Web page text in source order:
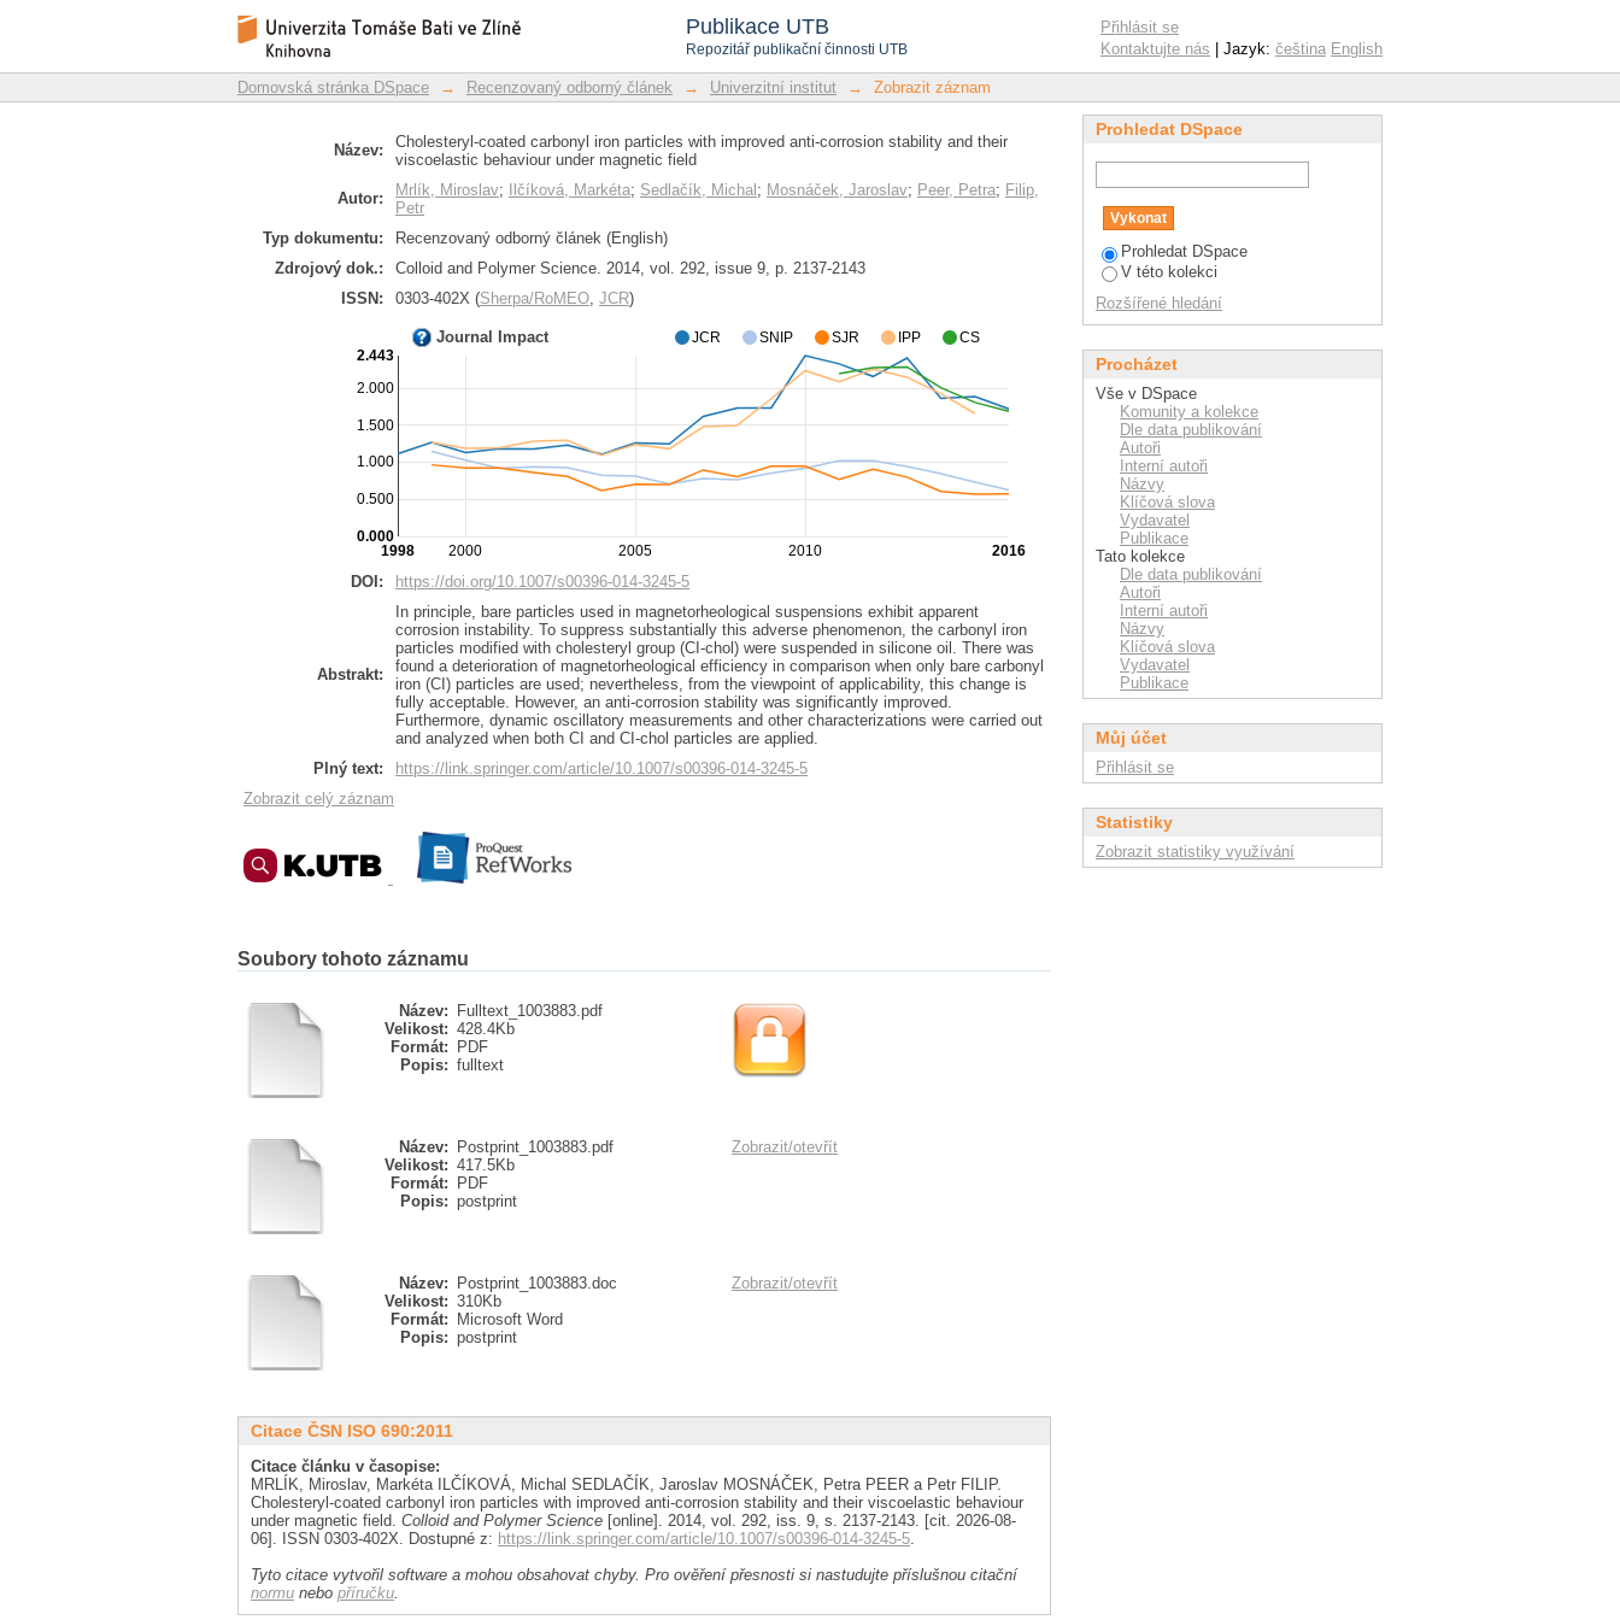
Publikace UTB
Repozitář publikační činnosti UTB
Cholesteryl-coated carbonyl iron particles with improved anti-corrosion stability
and their viscoelastic behaviour under magnetic field
Repozitář DSpace/Manakin
Přihlásit se
Kontaktujte nás | Jazyk: čeština English
Domovská stránka DSpace → Recenzovaný odborný článek → Univerzitní institut → Zobrazit záznam
Název:
Cholesteryl-coated carbonyl iron particles with improved anti-corrosion stability and their
viscoelastic behaviour under magnetic field
Autor: Mrlík, Miroslav; Ilčíková, Markéta; Sedlačík, Michal ; Mosnáček, Jaroslav; Peer, Petra; Filip,
Petr
Typ dokumentu:
Recenzovaný odborný článek (English)
Zdrojový dok.:
Colloid and Polymer Science. 2014, vol. 292, issue 9, p. 2137-2143
ISSN:
0303-402X (Sherpa/RoMEO, JCR)
Journal Impact
2000 2005 2010
1998 2016
0.500
1.000
1.500
2.000
0.000
2.443
JCR SNIP SJR IPP CS
DOI: https://doi.org/10.1007/s00396-014-3245-5
Abstrakt:
In principle, bare particles used in magnetorheological suspensions exhibit apparent
corrosion instability. To suppress substantially this adverse phenomenon, the carbonyl iron
particles modified with cholesteryl group (CI-chol) were suspended in silicone oil. There was
found a deterioration of magnetorheological efficiency in comparison when only bare carbonyl
iron (CI) particles are used; nevertheless, from the viewpoint of applicability, this change is
fully acceptable. However, an anti-corrosion stability was significantly improved.
Furthermore, dynamic oscillatory measurements and other characterizations were carried out
and analyzed when both CI and CI-chol particles are applied.
Plný text:
https://link.springer.com/article/10.1007/s00396-014-3245-5
Zobrazit celý záznam
Soubory tohoto záznamu
Název:
Fulltext_1003883.pdf
Velikost: 428.4Kb
Formát:
PDF
Popis: fulltext
Název:
Postprint_1003883.pdf
Velikost: 417.5Kb
Formát:
PDF
Popis: postprint
Zobrazit/otevřít
Název:
Postprint_1003883.doc
Velikost: 310Kb
Formát:
Microsoft Word
Popis: postprint
Zobrazit/otevřít
Citace ČSN ISO 690:2011
Citace článku v časopise:
MRLÍK, Miroslav, Markéta ILČÍKOVÁ, Michal SEDLAČÍK, Jaroslav MOSNÁČEK, Petra PEER a Petr FILIP.
Cholesteryl-coated carbonyl iron particles with improved anti-corrosion stability and their viscoelastic behaviour
under magnetic field. Colloid and Polymer Science [online]. 2014, vol. 292, iss. 9, s. 2137-2143. [cit. 2026-08-
06]. ISSN 0303-402X. Dostupné z: https://link.springer.com/article/10.1007/s00396-014-3245-5.
Tyto citace vytvořil software a mohou obsahovat chyby. Pro ověření přesnosti si nastudujte příslušnou citační
normu nebo příručku.
Prohledat DSpace
Prohledat DSpace
V této kolekci
Rozšířené hledání
Procházet
Vše v DSpace
Komunity a kolekce
Dle data publikování
Autoři
Interní autoři
Názvy
Klíčová slova
Vydavatel
Publikace
Tato kolekce
Dle data publikování
Autoři
Interní autoři
Názvy
Klíčová slova
Vydavatel
Publikace
Můj účet
Přihlásit se
Statistiky
Zobrazit statistiky využívání